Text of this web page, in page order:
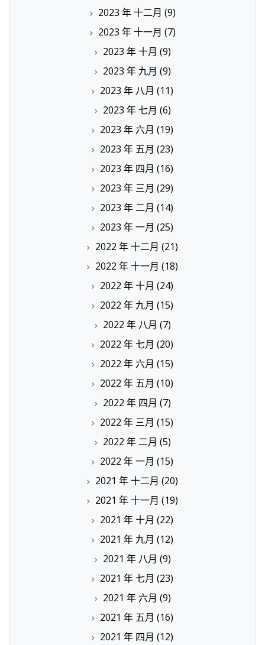
2023 年 十二月 (9)
2023 年 十一月 (7)
2023 年 十月 (9)
2023 年 九月 (9)
2023 年 八月 (11)
2023 年 七月 (6)
2023 年 六月 (19)
2023 年 五月 (23)
2023 年 四月 (16)
2023 年 三月 (29)
2023 年 二月 (14)
2023 年 一月 (25)
2022 年 十二月 (21)
2022 年 十一月 (18)
2022 年 十月 (24)
2022 年 九月 (15)
2022 年 八月 (7)
2022 年 七月 (20)
2022 年 六月 (15)
2022 年 五月 (10)
2022 年 四月 (7)
2022 年 三月 (15)
2022 年 二月 (5)
2022 年 一月 (15)
2021 年 十二月 (20)
2021 年 十一月 (19)
2021 年 十月 (22)
2021 年 九月 (12)
2021 年 八月 (9)
2021 年 七月 (23)
2021 年 六月 (9)
2021 年 五月 (16)
2021 年 四月 (12)